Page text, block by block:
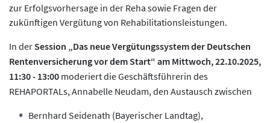
zur Erfolgsvorhersage in der Reha sowie Fragen der
zukünftigen Vergütung von Rehabilitationsleistungen.
In derSession „Das neue Vergütungssystem der Deutschen
Rentenversicherung vor dem Start“am Mittwoch, 22.10.2025,
11:30 - 13:00 moderiert die Geschäftsführerin des
REHAPORTALs, Annabelle Neudam, den Austausch zwischen
Bernhard Seidenath (Bayerischer Landtag),